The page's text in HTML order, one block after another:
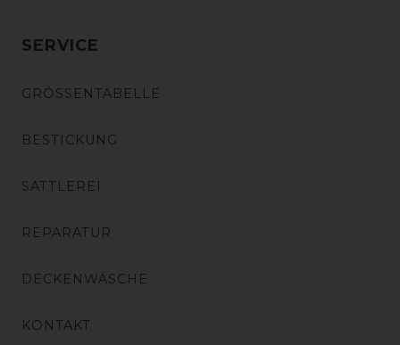
SERVICE
GRÖSSENTABELLE
BESTICKUNG
SATTLEREI
REPARATUR
DECKENWÄSCHE
KONTAKT